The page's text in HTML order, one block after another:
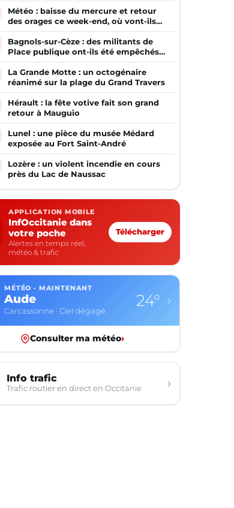
Météo : baisse du mercure et retour
des orages ce week-end, où vont-ils
frapper ?
Bagnols-sur-Cèze : des militants de
Place publique ont-ils été empêchés
de tracter par la mairie ?
La Grande Motte : un octogénaire
réanimé sur la plage du Grand Travers
Hérault : la fête votive fait son grand
retour à Mauguio
Lunel : une pièce du musée Médard
exposée au Fort Saint-André
Lozère : un violent incendie en cours
près du Lac de Naussac
APPLICATION MOBILE
InfOccitanie dans
votre poche
Alertes en temps réel,
météo & trafic
Télécharger
MÉTÉO · MAINTENANT
Aveyron
Rodez · Ciel dégagé
13° ›
Consulter ma météo›
Info trafic
Trafic routier en direct en Occitanie ›